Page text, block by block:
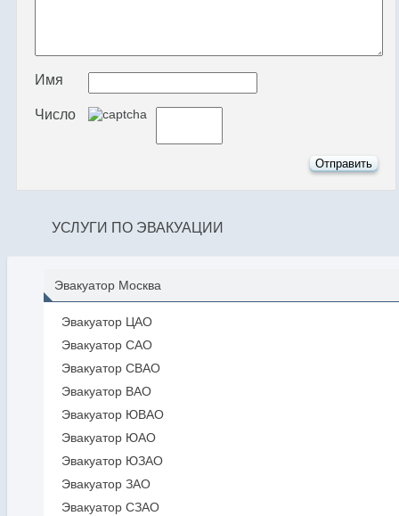
Имя
Число
УСЛУГИ ПО ЭВАКУАЦИИ
Эвакуатор Москва
Эвакуатор ЦАО
Эвакуатор САО
Эвакуатор СВАО
Эвакуатор ВАО
Эвакуатор ЮВАО
Эвакуатор ЮАО
Эвакуатор ЮЗАО
Эвакуатор ЗАО
Эвакуатор СЗАО